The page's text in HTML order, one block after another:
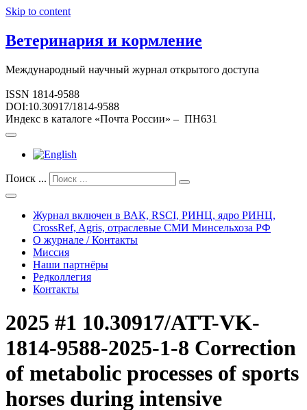
Skip to content
Ветеринария и кормление
Международный научный журнал открытого доступа
ISSN 1814-9588
DOI:10.30917/1814-9588
Индекс в каталоге «Почта России» – ПН631
Поиск ...
Журнал включен в ВАК, RSCI, РИНЦ, ядро РИНЦ,
CrossRef, Agris, отраслевые СМИ Минсельхоза РФ
О журнале / Контакты
Миссия
Наши партнёры
Редколлегия
Контакты
2025 #1 10.30917/ATT-VK-
1814-9588-2025-1-8 Correction
of metabolic processes of sports
horses during intensive